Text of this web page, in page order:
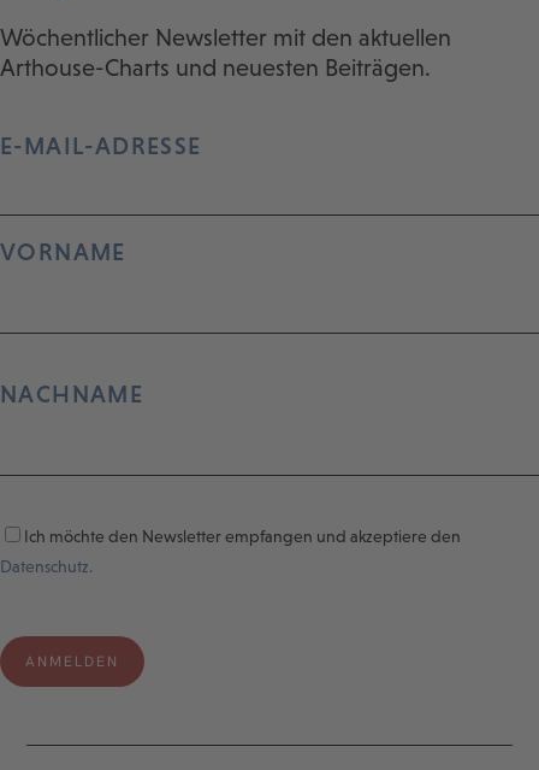
Wöchentlicher Newsletter mit den aktuellen
Arthouse-Charts und neuesten Beiträgen.
E-MAIL-ADRESSE
VORNAME
NACHNAME
Ich möchte den Newsletter empfangen und akzeptiere den
Datenschutz.